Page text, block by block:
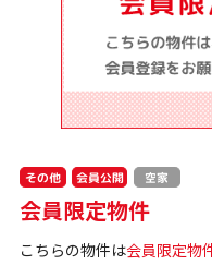
その他 会員公開 空家
会員限定物件
こちらの物件は会員限定物